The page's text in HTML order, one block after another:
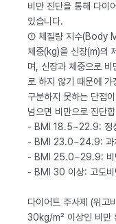
비만 진단을 통해 다이
있습니다.
① 체질량 지수(Body
체중(kg)을 신장(m)의
며, 신장과 체중으로
로 하지 않기 때문에
구분하지 못하는 단점
넘으면 비만으로 진단
- BMI 18.5~22.9: 정
- BMI 23.0~24.9: 과
- BMI 25.0~29.9: 비
- BMI 30 이상: 고도비
다이어트 주사제 (위고
30kg/m² 이상인 비